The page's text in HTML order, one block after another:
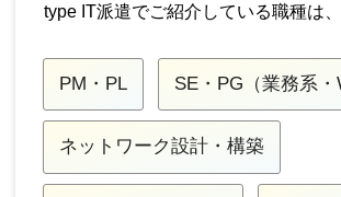
type IT派遣でご紹介している職種は、
PM・PL SE・PG（業務系・
ネットワーク設計・構築